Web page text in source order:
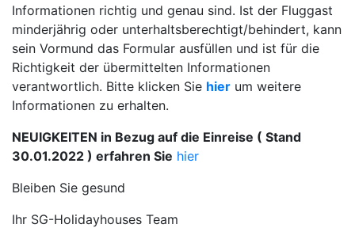
Informationen richtig und genau sind. Ist der Fluggast
minderjährig oder unterhaltsberechtigt/behindert, kann
sein Vormund das Formular ausfüllen und ist für die
Richtigkeit der übermittelten Informationen
verantwortlich. Bitte klicken Sie hier um weitere
Informationen zu erhalten.
NEUIGKEITEN in Bezug auf die Einreise ( Stand
30.01.2022 ) erfahren Sie hier
Bleiben Sie gesund
Ihr SG-Holidayhouses Team